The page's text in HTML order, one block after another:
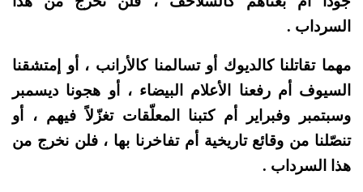
السرداب .
مهما تقاتلنا كالديوك أو تسالمنا كالأرانب ، أو إمتشقنا
السيوف أم رفعنا الأعلام البيضاء ، أو هجونا ديسمبر
وسبتمبر وفبراير أم كتبنا المعلّقات تغزّلاً فيهم ، أو
تنصّلنا من وقائع تاريخية أم تفاخرنا بها ، فلن نخرج من
هذا السرداب .